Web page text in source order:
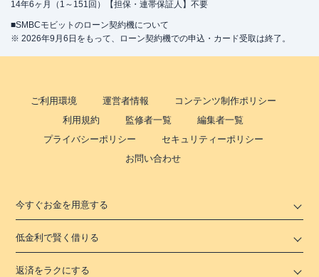
14年6ヶ月（1～151回）【担保・連帯保証人】不要
■SMBCモビットのローン契約機について
※ 2026年9月6日をもって、ローン契約機での申込・カード受取は終了。
ご利用環境 運営者情報
コンテンツ制作ポリシー
利用規約
監修者一覧
編集者一覧
プライバシーポリシー
セキュリティーポリシー
お問い合わせ
今すぐお金を用意する
低金利で賢く借りる
返済をラクにする